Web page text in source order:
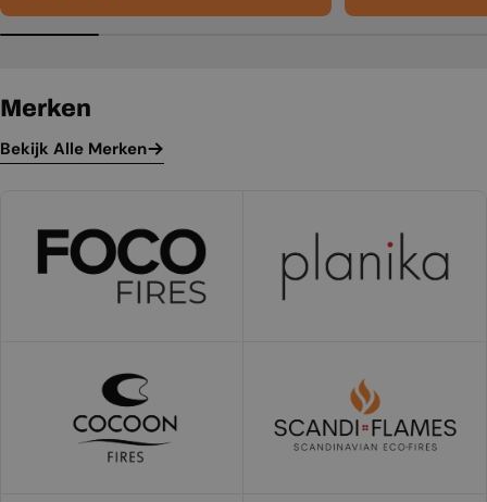
Merken
Bekijk Alle Merken